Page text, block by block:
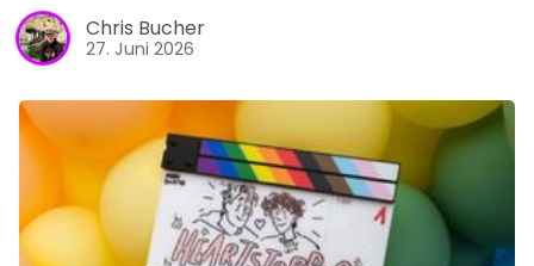
Chris Bucher
27. Juni 2026